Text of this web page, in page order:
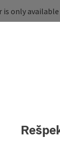
only
three-country
along small